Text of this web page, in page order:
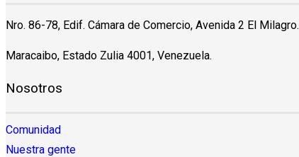
Nro. 86-78, Edif. Cámara de Comercio, Avenida 2 El Milagro.
Maracaibo, Estado Zulia 4001, Venezuela.
Nosotros
Comunidad
Nuestra gente